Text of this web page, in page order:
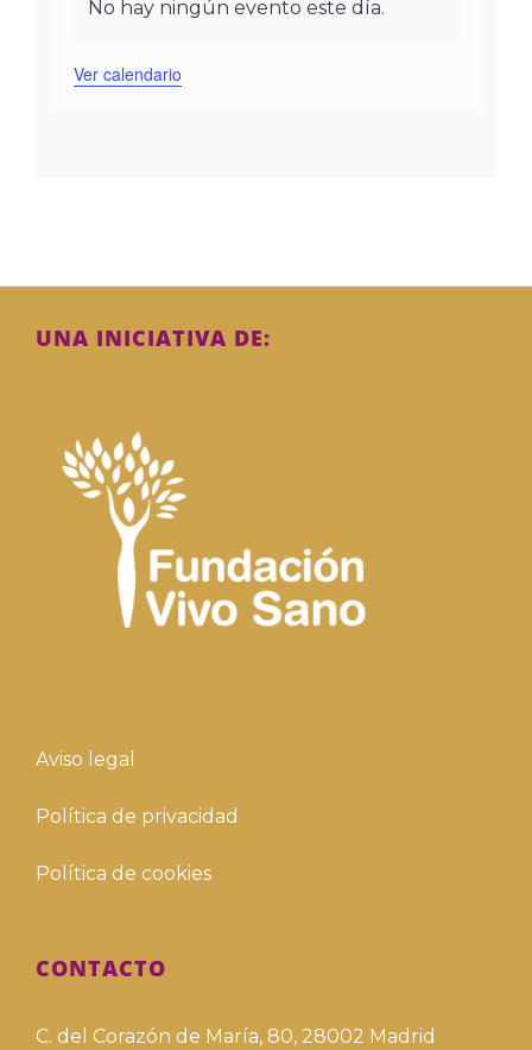
No hay ningún evento este día.
Ver calendario
UNA INICIATIVA DE:
Aviso legal
Política de privacidad
Política de cookies
CONTACTO
C. del Corazón de María, 80, 28002 Madrid